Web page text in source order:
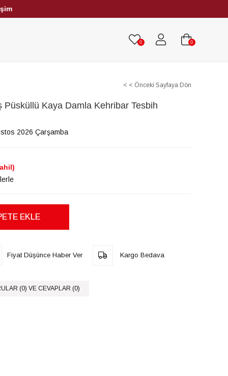
0 0
< < Önceki Sayfaya Dön
Püsküllü Kaya Damla Kehribar Tesbih
2026 Çarşamba
Fiyat Düşünce Haber Ver Kargo Bedava
(0) VE CEVAPLAR (0)